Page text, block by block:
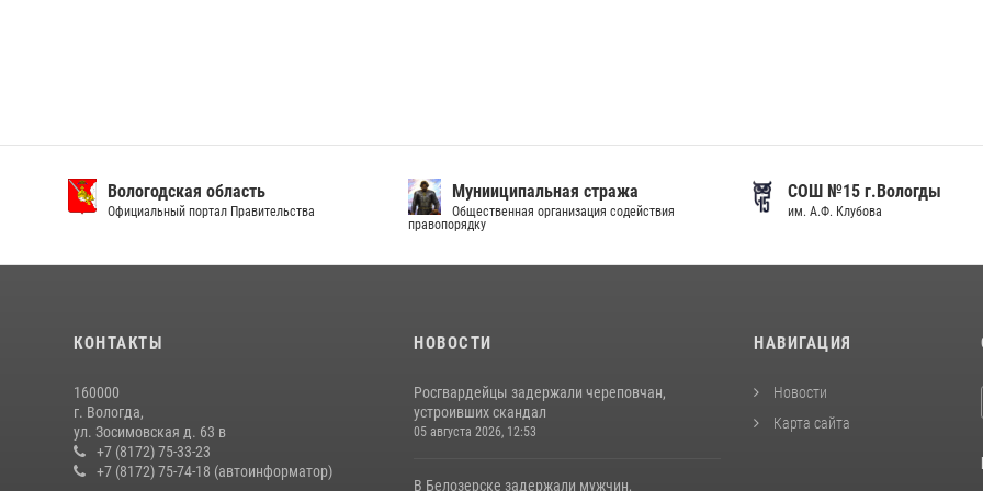
Вологодская область
Официальный портал Правительства
Мунииципальная стража
Общественная организация содействия
правопорядку
СОШ №15 г.Вологды
им. А.Ф. Клубова
КОНТАКТЫ
160000
г. Вологда,
ул. Зосимовская д. 63 в
+7 (8172) 75-33-23
+7 (8172) 75-74-18 (автоинформатор)
НОВОСТИ
Росгвардейцы задержали череповчан,
устроивших скандал
05 августа 2026, 12:53
В Белозерске задержали мужчин,
НАВИГАЦИЯ
Новости
Карта сайта